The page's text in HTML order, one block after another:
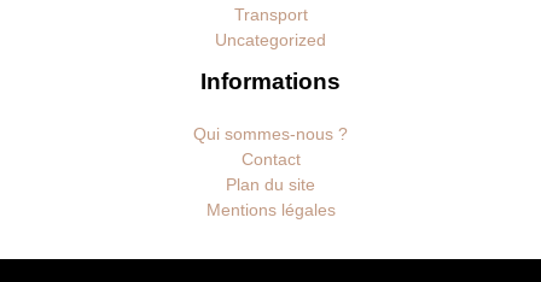
Transport
Uncategorized
Informations
Qui sommes-nous ?
Contact
Plan du site
Mentions légales